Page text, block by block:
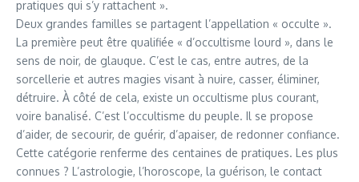
pratiques qui s’y rattachent ».
Deux grandes familles se partagent l’appellation « occulte ».
La première peut être qualifiée « d’occultisme lourd », dans le
sens de noir, de glauque. C’est le cas, entre autres, de la
sorcellerie et autres magies visant à nuire, casser, éliminer,
détruire. À côté de cela, existe un occultisme plus courant,
voire banalisé. C’est l’occultisme du peuple. Il se propose
d’aider, de secourir, de guérir, d’apaiser, de redonner confiance.
Cette catégorie renferme des centaines de pratiques. Les plus
connues ? L’astrologie, l’horoscope, la guérison, le contact